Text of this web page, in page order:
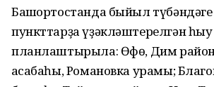
Башҡортостанда быйыл түбәндәге
пункттарҙа үҙәкләштерелгән һыу
планлаштырыла: Өфө, Дим
ҡасабаһы, Романовка урамы;